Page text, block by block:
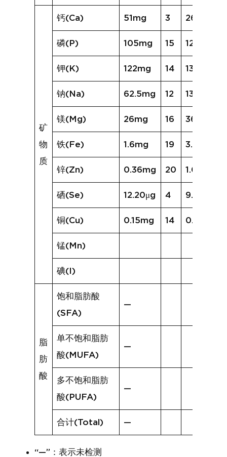
矿
物
质
钙(Ca) 51mg 3 26mg
磷(P) 105mg 15 121mg
钾(K) 122mg 14 132mg
钠(Na) 62.5mg 12 134.6mg
镁(Mg) 26mg 16 36mg
铁(Fe) 1.6mg 19 3.0mg
锌(Zn) 0.36mg 20 1.09mg
硒(Se) 12.20μg 4 9.83μg
铜(Cu) 0.15mg 14 0.23mg
锰(Mn)
碘(I)
脂
肪
酸
饱和脂肪酸
(SFA)
—
单不饱和脂肪
酸(MUFA)
—
多不饱和脂肪
酸(PUFA)
—
合计(Total) —
“—”：表示未检测